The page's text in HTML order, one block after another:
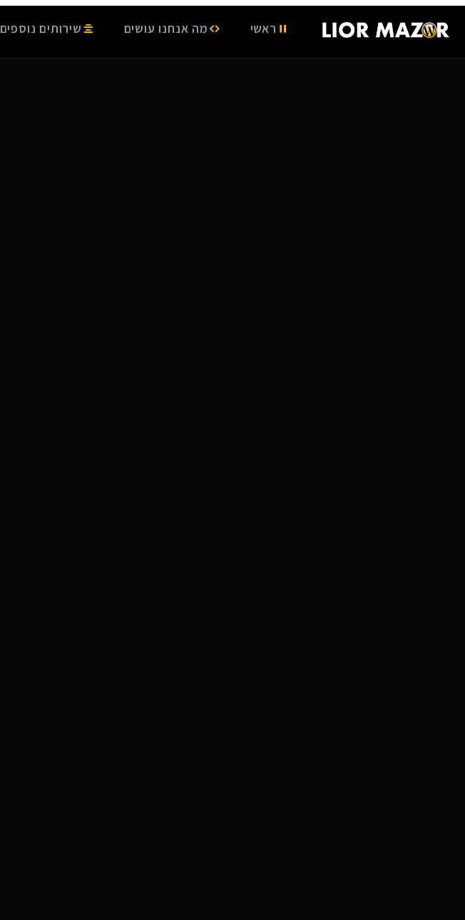
ראשי מה אנחנו עושים שירותים נוספים